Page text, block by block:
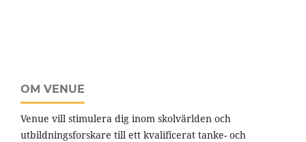
OM VENUE
Venue vill stimulera dig inom skolvärlden och
utbildningsforskare till ett kvalificerat tanke- och